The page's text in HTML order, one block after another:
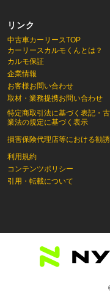
リンク
中古車カーリースTOP
カーリースカルモくんとは？
カルモ保証
企業情報
お客様お問い合わせ
取材・業務提携お問い合わせ
特定商取引法に基づく表記・
業法の規定に基づく表示
損害保険代理店等における勧
利用規約
コンテンツポリシー
引用・転載について